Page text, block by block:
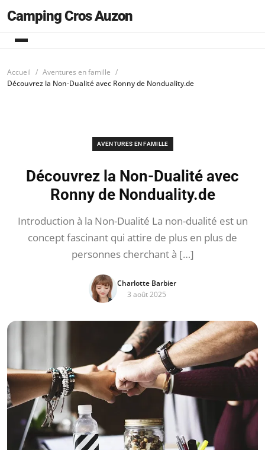
Camping Cros Auzon
Accueil
Aventures en famille
Découvrez la Non-Dualité avec Ronny de Nonduality.de
AVENTURES EN FAMILLE
Découvrez la Non-Dualité avec
Ronny de Nonduality.de
Introduction à la Non-Dualité La non-dualité est un
concept fascinant qui attire de plus en plus de
personnes cherchant à […]
Charlotte Barbier
3 août 2025